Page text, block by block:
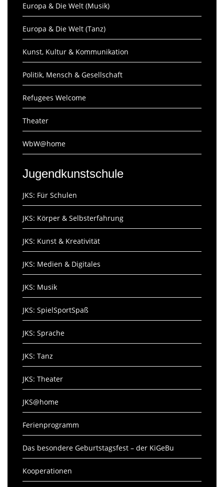
Europa & Die Welt (Musik)
Europa & Die Welt (Tanz)
Kunst, Kultur & Kommunikation
Politik, Mensch & Gesellschaft
Refugees Welcome
Theater
WbW@home
Jugendkunstschule
JKS: Für Schulen
JKS: Körper & Selbsterfahrung
JKS: Kunst & Kreativität
JKS: Medien & Digitales
JKS: Musik
JKS: SpielSportSpaß
JKS: Sprache
JKS: Tanz
JKS: Theater
JKS@home
Ferienprogramm
Das besondere Geburtstagsfest – der KiGeBu
Kooperationen